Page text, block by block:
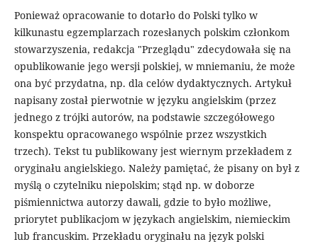
Ponieważ opracowanie to dotarło do Polski tylko w
kilkunastu egzemplarzach rozesłanych polskim członkom
stowarzyszenia, redakcja "Przeglądu" zdecydowała się na
opublikowanie jego wersji polskiej, w mniemaniu, że może
ona być przydatna, np. dla celów dydaktycznych. Artykuł
napisany został pierwotnie w języku angielskim (przez
jednego z trójki autorów, na podstawie szczegółowego
konspektu opracowanego wspólnie przez wszystkich
trzech). Tekst tu publikowany jest wiernym przekładem z
oryginału angielskiego. Należy pamiętać, że pisany on był z
myślą o czytelniku niepolskim; stąd np. w doborze
piśmiennictwa autorzy dawali, gdzie to było możliwe,
priorytet publikacjom w językach angielskim, niemieckim
lub francuskim. Przekładu oryginału na język polski